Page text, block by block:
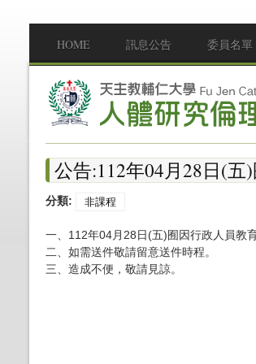
Main menu
HOME 訊息公告 委員名單
公告:112年04月28日(五
分類: 非課程
一、112年04月28日(五)囿因行政人員教
二、如需送件敬請留意送件時程。
三、造成不便，敬請見諒。